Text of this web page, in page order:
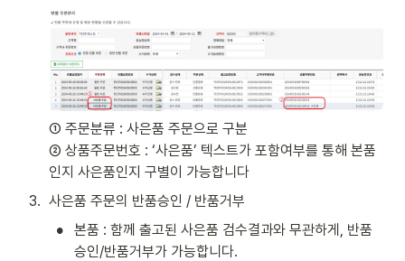
① 주문분류 : 사은품 주문으로 구분
② 상품주문번호 : ‘사은품’ 텍스트가 포함여부를 통해 본품
인지 사은품인지 구별이 가능합니다
3. 사은품 주문의 반품승인 / 반품거부
•
본품 : 함께 출고된 사은품 검수결과와 무관하게, 반품
승인/반품거부가 가능합니다.